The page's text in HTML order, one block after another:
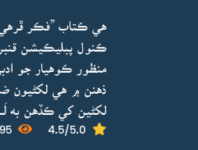
هي ڪتاب ”فڪر
ڪنول پبليڪيشن قنبر پاران 2007ع ۾
منظور ڪوهيار جو
ذهنن ۾ هي لکڻيون
لکڻين کي ڪڏهن به
4.5/5.0